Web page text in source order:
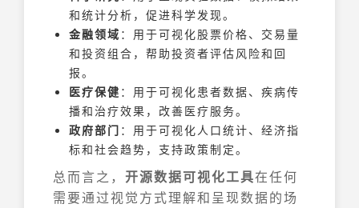
和统计分析，促进科学发现。
金融领域 ：用于可视化股票价格、交易量
和投资组合，帮助投资者评估风险和回
报。
医疗保健 ：用于可视化患者数据、疾病传
播和治疗效果，改善医疗服务。
政府部门 ：用于可视化人口统计、经济指
标和社会趋势，支持政策制定。
总而言之， 开源数据可视化工具在任何
需要通过视觉方式理解和呈现数据的场